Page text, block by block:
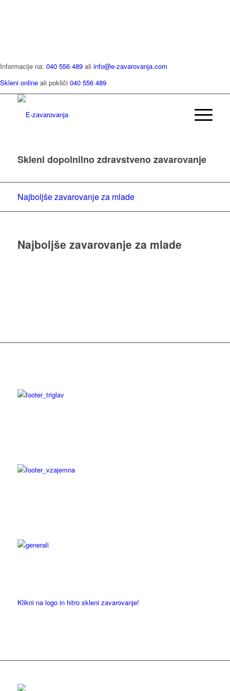
Informacije na: 040 556 489 ali info@e-zavarovanja.com
Skleni online ali pokliči 040 556 489
Skleni dopolnilno zdravstveno zavarovanje
Najboljše zavarovanje za mlade
Najboljše zavarovanje za mlade
Klikni na logo in hitro skleni zavarovanje!